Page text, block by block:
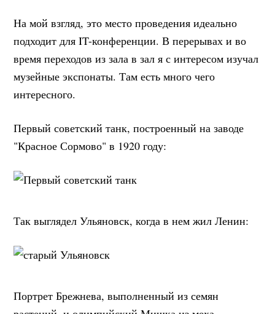
На мой взгляд, это место проведения идеально
подходит для IT-конференции. В перерывах и во
время переходов из зала в зал я с интересом изучал
музейные экспонаты. Там есть много чего
интересного.
Первый советский танк, построенный на заводе
"Красное Сормово" в 1920 году:
Так выглядел Ульяновск, когда в нем жил Ленин:
Портрет Брежнева, выполненный из семян